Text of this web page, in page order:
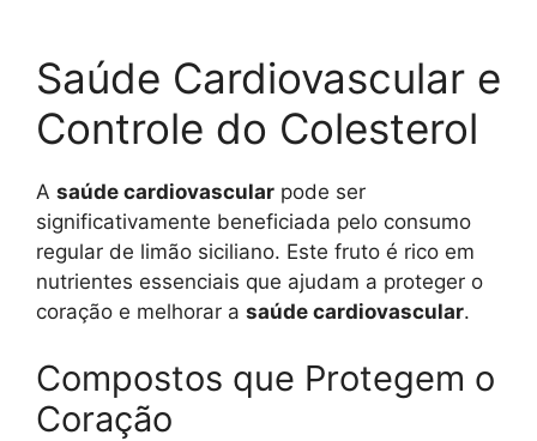
Saúde Cardiovascular e
Controle do Colesterol
A saúde cardiovascular pode ser
significativamente beneficiada pelo consumo
regular de limão siciliano. Este fruto é rico em
nutrientes essenciais que ajudam a proteger o
coração e melhorar a saúde cardiovascular.
Compostos que Protegem o
Coração